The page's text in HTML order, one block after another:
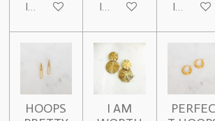
In winkelwagen In winkelwagen In
HOOPS
I AM
PERFEC